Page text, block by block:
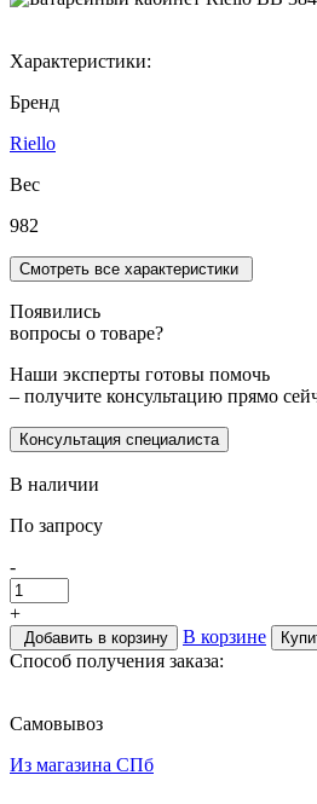
Характеристики:
Бренд
Riello
Вес
982
Смотреть все характеристики
Появились
вопросы о товаре?
Наши эксперты готовы помочь
– получите консультацию прямо
Консультация специалиста
В наличии
По запросу
-
+
Добавить в корзину В корзине
Способ получения заказа:
Самовывоз
Из магазина СПб